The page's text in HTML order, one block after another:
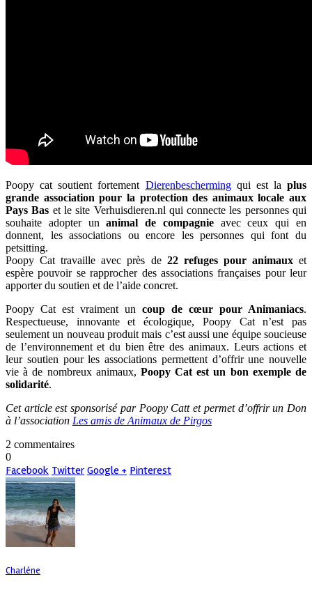
Poopy cat soutient fortement Dierenbeschermingqui est la plus
grande association pour la protection des animaux locale aux
Pays Bas et le site Verhuisdieren.nl qui connecte les personnes qui
souhaite adopter unanimal de compagnieavec ceux qui en
donnent, les associations ou encore les personnes qui font du
petsitting.
Poopy Cat travaille avec près de 22 refuges pour animauxet
espère pouvoir se rapprocher des associations françaises pour leur
apporter du soutien et de l’aide concret.
Poopy Cat est vraiment un coup de cœur pour Animaniacs.
Respectueuse, innovante et écologique, Poopy Cat n’est pas
seulement un nouveau produit mais c’est aussi une équipe soucieuse
de l’environnement et du bien être des animaux. Leurs actions et
leur soutien pour les associations permettent d’offrir une nouvelle
vie à de nombreux animaux, Poopy Cat est un bon exemple de
solidarité.
Cet article est sponsorisé par Poopy Catt et permet d’offrir un Don
à l’association Les amis de Animaux de Pirgos
2 commentaires
0
Facebook Twitter Google + Pinterest
Charlène